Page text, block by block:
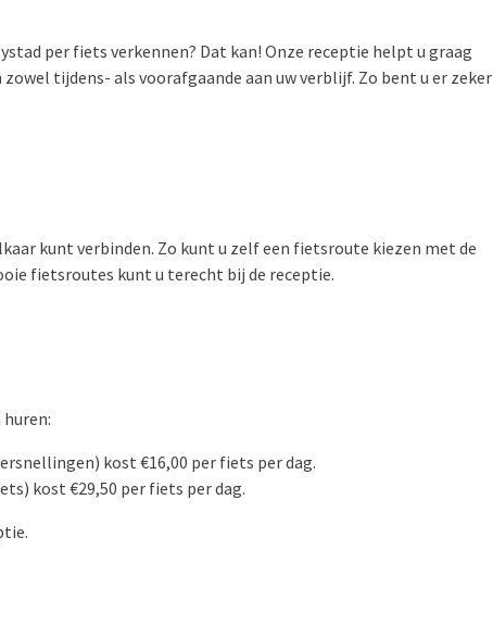
per fiets verkennen? Dat kan! Onze receptie helpt u graag
tijdens- als voorafgaande aan uw verblijf. Zo bent u er zeker
kunt verbinden. Zo kunt u zelf een fietsroute kiezen met de
fietsroutes kunt u terecht bij de receptie.
kost €16,00 per fiets per dag.
kost €29,50 per fiets per dag.